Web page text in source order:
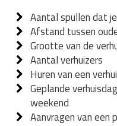
Aantal spullen dat
Afstand tussen
Grootte van de
Aantal verhuizers
Huren van een
Geplande
weekend
Aanvragen van een